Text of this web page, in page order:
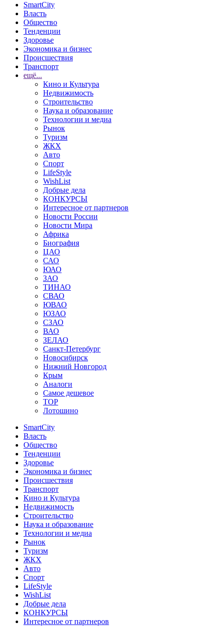
SmartCity
Власть
Общество
Тенденции
Здоровье
Экономика и бизнес
Происшествия
Транспорт
ещё...
Кино и Культура
Недвижимость
Строительство
Наука и образование
Технологии и медиа
Рынок
Туризм
ЖКХ
Авто
Спорт
LifeStyle
WishList
Добрые дела
КОНКУРСЫ
Интересное от партнеров
Новости России
Новости Мира
Африка
Биография
ЦАО
САО
ЮАО
ЗАО
ТИНАО
СВАО
ЮВАО
ЮЗАО
СЗАО
ВАО
ЗЕЛАО
Санкт-Петербург
Новосибирск
Нижний Новгород
Крым
Аналоги
Самое дешевое
TOP
Лотошино
SmartCity
Власть
Общество
Тенденции
Здоровье
Экономика и бизнес
Происшествия
Транспорт
Кино и Культура
Недвижимость
Строительство
Наука и образование
Технологии и медиа
Рынок
Туризм
ЖКХ
Авто
Спорт
LifeStyle
WishList
Добрые дела
КОНКУРСЫ
Интересное от партнеров